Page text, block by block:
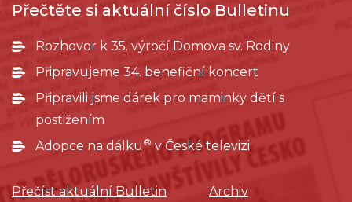
Přečtěte si aktuální číslo Bulletinu
Rozhovor k 35. výročí Domova sv. Rodiny
Připravujeme 34. benefiční koncert
Připravili jsme dárek pro maminky dětí s
postižením
Adopce na dálku ®v České televizi
Přečíst aktuální Bulletin
Archiv